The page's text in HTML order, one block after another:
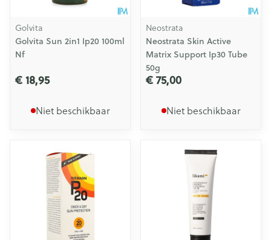
Golvita
Golvita Sun 2in1 Ip20 100ml
Nf
€ 18,95
Niet beschikbaar
Neostrata
Neostrata Skin Active
Matrix Support Ip30 Tube
50g
€ 75,00
Niet beschikbaar